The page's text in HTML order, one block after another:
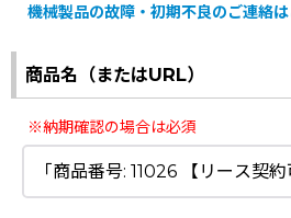
機械製品の故障・初期不良のご連絡は
商品名（またはURL）
※納期確認の場合は必須